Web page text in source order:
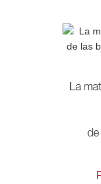
La
de